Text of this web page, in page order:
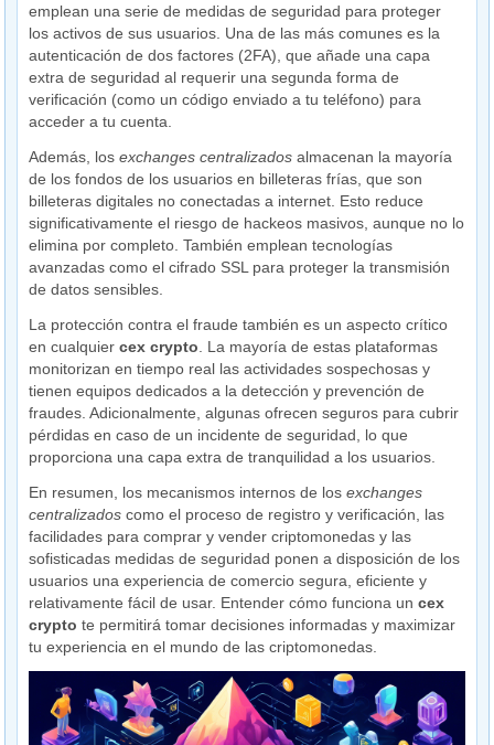
emplean una serie de medidas de seguridad para proteger
los activos de sus usuarios. Una de las más comunes es la
autenticación de dos factores (2FA), que añade una capa
extra de seguridad al requerir una segunda forma de
verificación (como un código enviado a tu teléfono) para
acceder a tu cuenta.
Además, losexchanges centralizados almacenan la mayoría
de los fondos de los usuarios en billeteras frías, que son
billeteras digitales no conectadas a internet. Esto reduce
significativamente el riesgo de hackeos masivos, aunque no lo
elimina por completo. También emplean tecnologías
avanzadas como el cifrado SSL para proteger la transmisión
de datos sensibles.
La protección contra el fraude también es un aspecto crítico
en cualquiercex crypto. La mayoría de estas plataformas
monitorizan en tiempo real las actividades sospechosas y
tienen equipos dedicados a la detección y prevención de
fraudes. Adicionalmente, algunas ofrecen seguros para cubrir
pérdidas en caso de un incidente de seguridad, lo que
proporciona una capa extra de tranquilidad a los usuarios.
En resumen, los mecanismos internos de losexchanges
centralizados como el proceso de registro y verificación, las
facilidades para comprar y vender criptomonedas y las
sofisticadas medidas de seguridad ponen a disposición de los
usuarios una experiencia de comercio segura, eficiente y
relativamente fácil de usar. Entender cómo funciona uncex
crypto te permitirá tomar decisiones informadas y maximizar
tu experiencia en el mundo de las criptomonedas.